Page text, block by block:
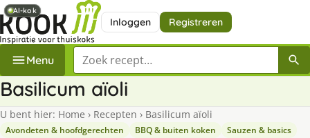
Inloggen Registreren
Menu Zoek een recept
Basilicum aïoli
U bent hier: Home › Recepten › Basilicum aïoli
Avondeten & hoofdgerechten BBQ & buiten koken
Sauzen & basics
AI-kok
AI-kok